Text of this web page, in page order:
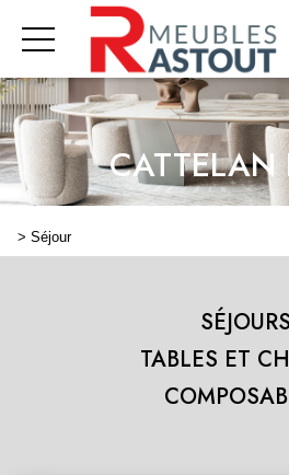
CATTELAN
> Séjour
SÉJOURS
TABLES ET